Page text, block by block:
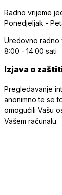
Radno vrijeme
Ponedjeljak -
Uredovno radno
8:00 - 14:00 sati
Izjava o
Pregledavanje
anonimno te se
omogućili Vašu
Vašem računalu.